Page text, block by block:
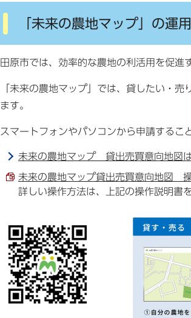
「未来の農地マップ」の運
田原市では、効率的な農地の利活用を促進
「未来の農地マップ」では、貸したい・
ます。
スマートフォンやパソコンから申請するこ
未来の農地マップ 貸出売買意向地図
未来の農地マップ貸出売買意向地図
詳しい操作方法は、上記の操作説明書